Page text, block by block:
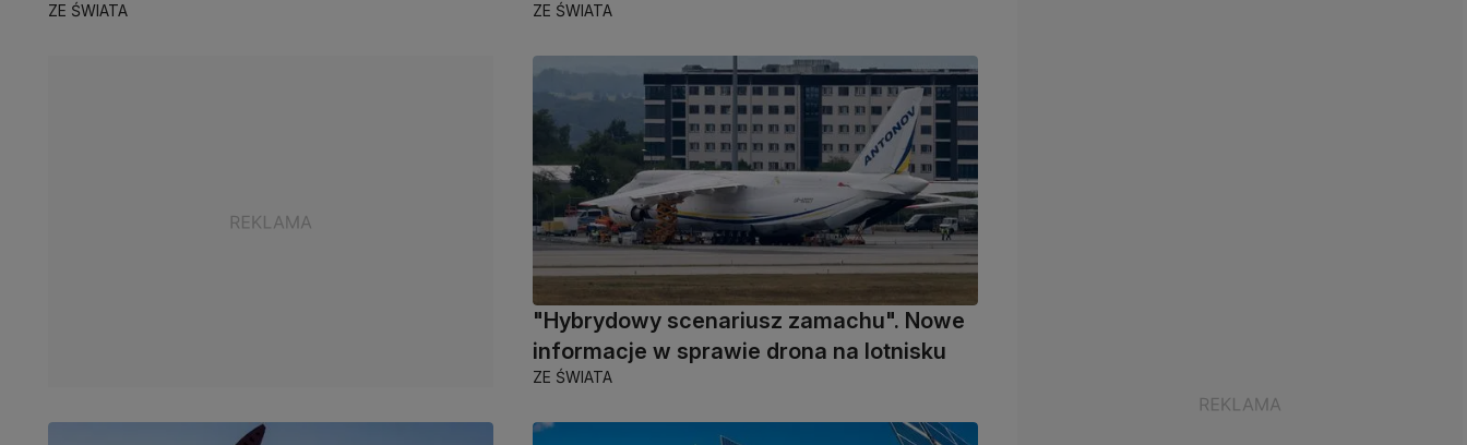
ZE ŚWIATA ZE ŚWIATA
"Hybrydowy scenariusz zamachu". Nowe
informacje w sprawie drona na lotnisku
ZE ŚWIATA